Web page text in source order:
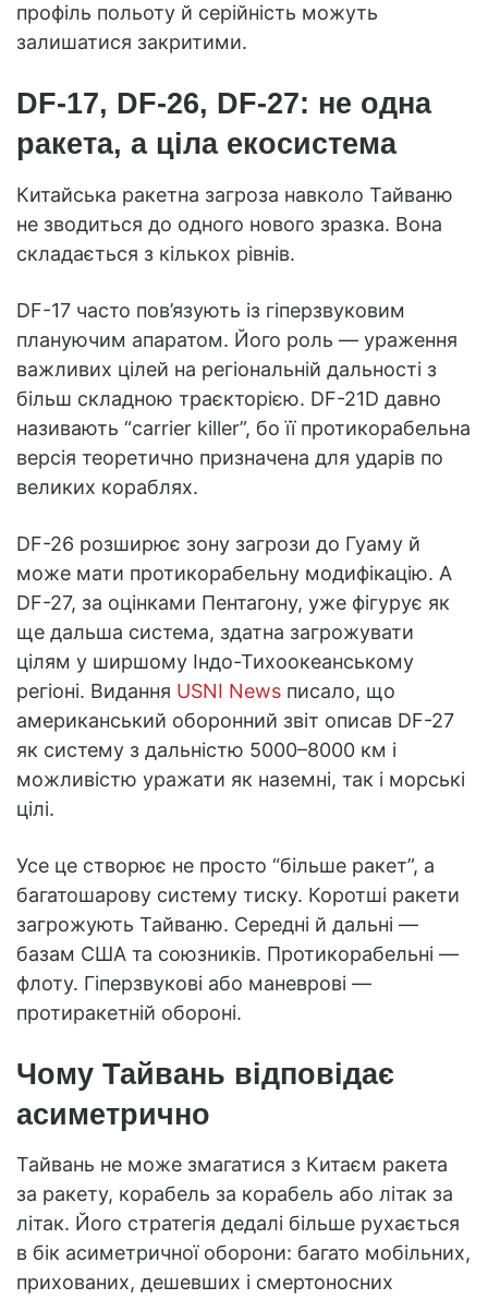
профіль польоту й серійність можуть
залишатися закритими.
DF-17, DF-26, DF-27: не одна
ракета, а ціла екосистема
Китайська ракетна загроза навколо Тайваню
не зводиться до одного нового зразка. Вона
складається з кількох рівнів.
DF-17 часто пов’язують із гіперзвуковим
плануючим апаратом. Його роль — ураження
важливих цілей на регіональній дальності з
більш складною траєкторією. DF-21D давно
називають “carrier killer”, бо її протикорабельна
версія теоретично призначена для ударів по
великих кораблях.
DF-26 розширює зону загрози до Гуаму й
може мати протикорабельну модифікацію. А
DF-27, за оцінками Пентагону, уже фігурує як
ще дальша система, здатна загрожувати
цілям у ширшому Індо-Тихоокеанському
регіоні. Видання USNI News писало, що
американський оборонний звіт описав DF-27
як систему з дальністю 5000–8000 км і
можливістю уражати як наземні, так і морські
цілі.
Усе це створює не просто “більше ракет”, а
багатошарову систему тиску. Коротші ракети
загрожують Тайваню. Середні й дальні —
базам США та союзників. Протикорабельні —
флоту. Гіперзвукові або маневрові —
протиракетній обороні.
Чому Тайвань відповідає
асиметрично
Тайвань не може змагатися з Китаєм ракета
за ракету, корабель за корабель або літак за
літак. Його стратегія дедалі більше рухається
в бік асиметричної оборони: багато мобільних,
прихованих, дешевших і смертоносних